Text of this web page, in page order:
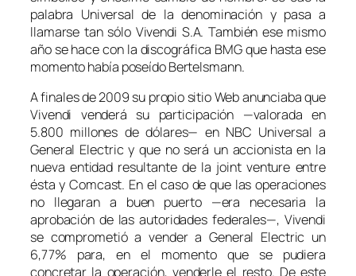
palabra Universal de la denominación y pasa a
llamarse tan sólo Vivendi S.A. También ese mismo
año se hace con la discográfica BMG que hasta ese
momento había poseído Bertelsmann.
A finales de 2009 su propio sitio Web anunciaba que
Vivendi venderá su participación —valorada en
5.800 millones de dólares— en NBC Universal a
General Electric y que no será un accionista en la
nueva entidad resultante de la joint venture entre
ésta y Comcast. En el caso de que las operaciones
no llegaran a buen puerto —era necesaria la
aprobación de las autoridades federales—, Vivendi
se comprometió a vender a General Electric un
6,77% para, en el momento que se pudiera
concretar la operación, venderle el resto. De este